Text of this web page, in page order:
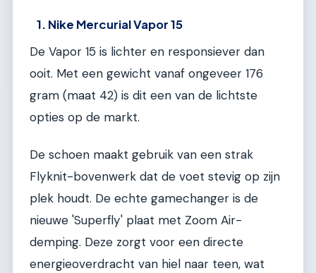
1. Nike Mercurial Vapor 15
De Vapor 15 is lichter en responsiever dan
ooit. Met een gewicht vanaf ongeveer 176
gram (maat 42) is dit een van de lichtste
opties op de markt.
De schoen maakt gebruik van een strak
Flyknit-bovenwerk dat de voet stevig op zijn
plek houdt. De echte gamechanger is de
nieuwe 'Superfly' plaat met Zoom Air-
demping. Deze zorgt voor een directe
energieoverdracht van hiel naar teen, wat